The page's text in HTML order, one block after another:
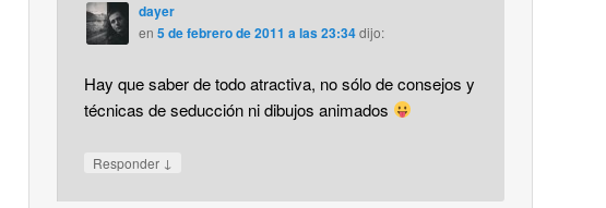
dayer
en 5 de febrero de 2011 a las 23:34dijo:
Hay que saber de todo atractiva, no sólo de consejos y
técnicas de seducción ni dibujos animados
Responder ↓